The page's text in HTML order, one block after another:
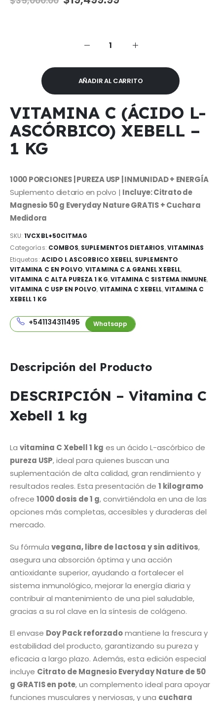
precio
$35,000.00. $19,499.99.
AÑADIR AL CARRITO
VITAMINA C (ÁCIDO L-
ASCÓRBICO) XEBELL –
1 KG
1000 PORCIONES | PUREZA USP | INMUNIDAD + ENERGÍA
Suplemento dietario en polvo | Incluye: Citrato de
Magnesio 50 g Everyday Nature GRATIS + Cuchara
Medidora
SKU:1VCXBL+50CITMAG
Categorías: COMBOS, SUPLEMENTOS DIETARIOS,VITAMINAS
Etiquetas: ACIDO L ASCORBICO XEBELL, SUPLEMENTO
VITAMINA C EN POLVO,VITAMINA C A GRANEL XEBELL,
VITAMINA C ALTA PUREZA 1 KG,VITAMINA C SISTEMA INMUNE,
VITAMINA C USP EN POLVO, VITAMINA C XEBELL,VITAMINA C
XEBELL 1 KG
+541134311495 Whatsapp
Descripción del Producto
DESCRIPCIÓN – Vitamina C
Xebell 1 kg
La vitamina C Xebell 1 kg es un ácido L-ascórbico de
pureza USP, ideal para quienes buscan una
suplementación de alta calidad, gran rendimiento y
resultados reales. Esta presentación de 1 kilogramo
ofrece 1000 dosis de 1 g, convirtiéndola en una de las
opciones más completas, accesibles y duraderas del
mercado.
Su fórmula vegana, libre de lactosa y sin aditivos,
asegura una absorción óptima y una acción
antioxidante superior, ayudando a fortalecer el
sistema inmunológico, mejorar la energía diaria y
contribuir al mantenimiento de una piel saludable,
gracias a su rol clave en la síntesis de colágeno.
El envase Doy Pack reforzadomantiene la frescura y
estabilidad del producto, garantizando su pureza y
eficacia a largo plazo. Además, esta edición especial
incluye Citrato de Magnesio Everyday Nature de 50
g GRATIS en pote, un complemento ideal para apoyar
funciones musculares y nerviosas, y una cuchara